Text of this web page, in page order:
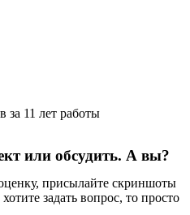
за 11 лет работы
или обсудить. А вы?
присылайте скриншоты
задать вопрос, то просто